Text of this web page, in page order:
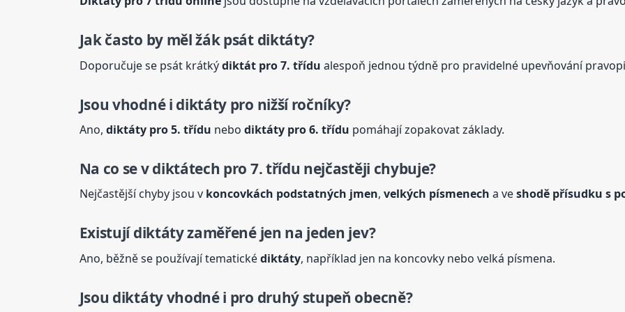
Jak často by měl žák psát diktáty?
Doporučuje se psát krátkýdiktát pro 7. třídu alespoň jednou týdně pro pravidelné upevňování
Jsou vhodné i diktáty pro nižší ročníky?
Ano, diktátypro 5. třídu nebo diktátypro 6. třídu pomáhají zopakovat základy.
Na co se v diktátech pro 7. třídu nejčastěji chybuje?
Nejčastější chyby jsou v koncovkách podstatných jmen, velkých písmenech a veshodě přísudku s
Existujídiktátyzaměřené jen na jeden jev?
Ano, běžně se používají tematickédiktáty, například jen na koncovky nebo velká písmena.
Jsou diktátyvhodné i pro druhý stupeň obecně?